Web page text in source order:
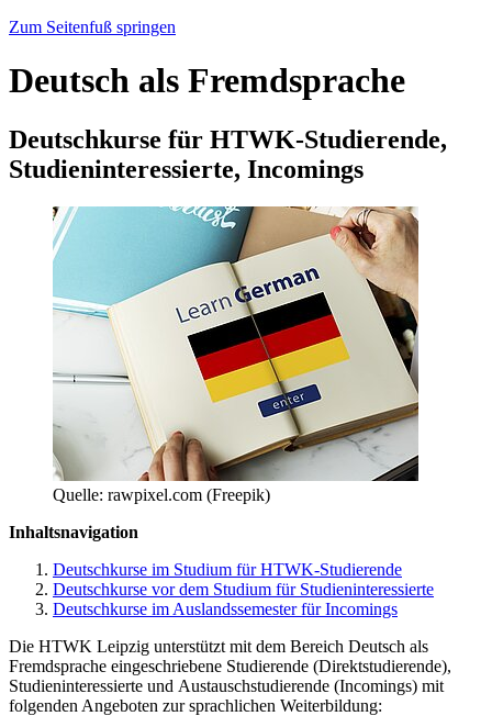
Zum Seitenfuß springen
Deutsch als Fremdsprache
Deutschkurse für HTWK-Studierende,
Studieninteressierte, Incomings
Quelle: rawpixel.com (Freepik)
Inhaltsnavigation
Deutschkurse im Studium für HTWK-Studierende
Deutschkurse vor dem Studium für Studieninteressierte
Deutschkurse im Auslandssemester für Incomings
Die HTWK Leipzig unterstützt mit dem Bereich Deutsch als
Fremdsprache eingeschriebene Studierende (Direktstudierende),
Studieninteressierte und Austauschstudierende (Incomings) mit
folgenden Angeboten zur sprachlichen Weiterbildung: